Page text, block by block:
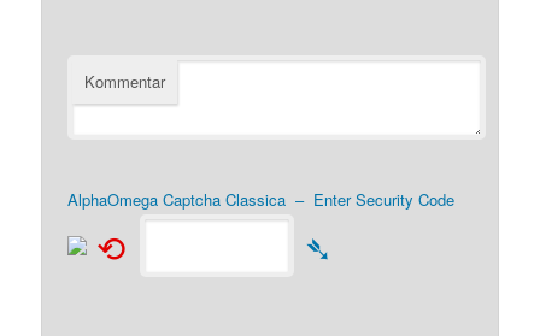
Kommentar
AlphaOmega Captcha Classica – Enter Security Code
⟲ ➴